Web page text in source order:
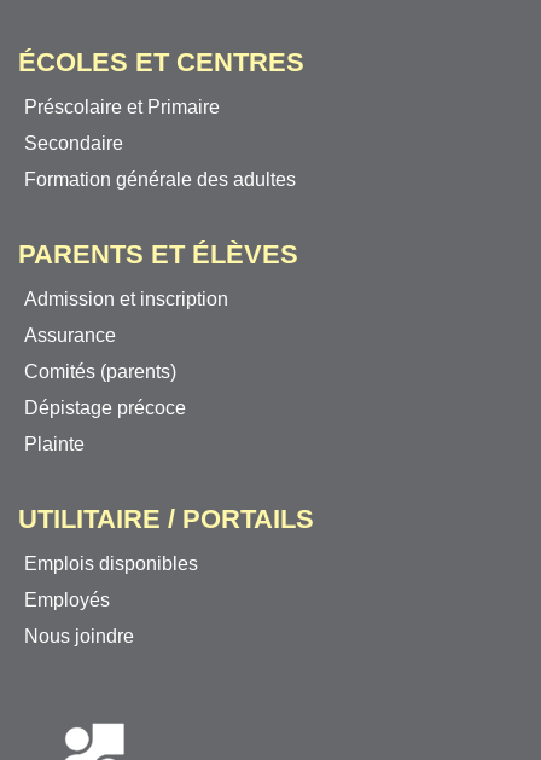
ÉCOLES ET CENTRES
Préscolaire et Primaire
Secondaire
Formation générale des adultes
PARENTS ET ÉLÈVES
Admission et inscription
Assurance
Comités (parents)
Dépistage précoce
Plainte
UTILITAIRE / PORTAILS
Emplois disponibles
Employés
Nous joindre